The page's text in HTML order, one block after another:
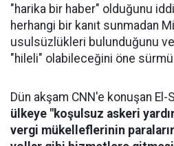
"harika bir haber" olduğunu
herhangi bir kanıt sunmadan
usulsüzlükleri bulunduğunu
"hileli" olabileceğini öne
Dün akşam CNN'e konuşan El-
ülkeye "koşulsuz askeri
vergi mükelleflerinin